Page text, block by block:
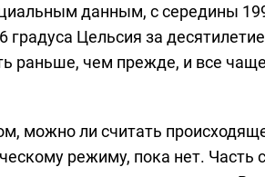
данным, с середины
градуса Цельсия за
раньше, чем прежде, и все
можно ли считать
режиму, пока нет. Часть